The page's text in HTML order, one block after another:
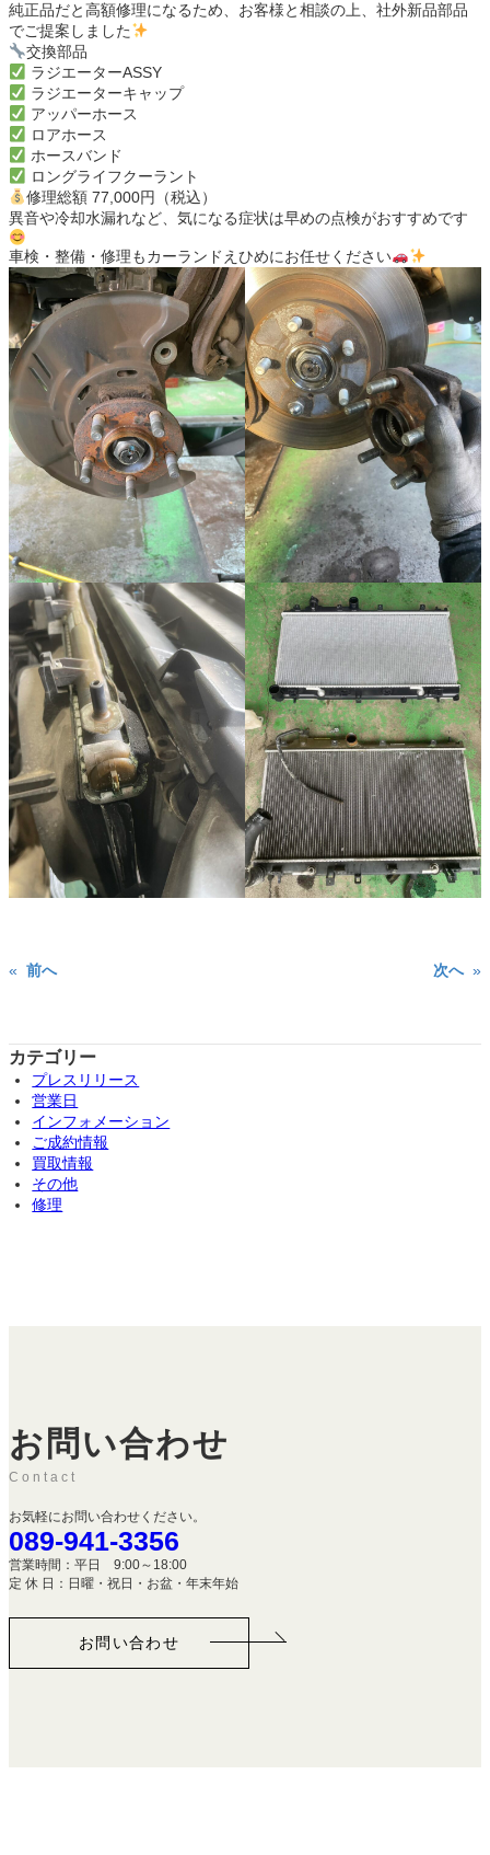
純正品だと高額修理になるため、お客様と相談の上、社外新品部品
でご提案しました
交換部品
ラジエーターASSY
ラジエーターキャップ
アッパーホース
ロアホース
ホースバンド
ロングライフクーラント
修理総額 77,000円（税込）
異音や冷却水漏れなど、気になる症状は早めの点検がおすすめです
車検・整備・修理もカーランドえひめにお任せください
« 前へ 次へ »
カテゴリー
プレスリリース
営業日
インフォメーション
ご成約情報
買取情報
その他
修理
お問い合わせ
Contact
お気軽にお問い合わせください。
089-941-3356
営業時間：平日 9:00～18:00
定 休 日：日曜・祝日・お盆・年末年始
お問い合わせ